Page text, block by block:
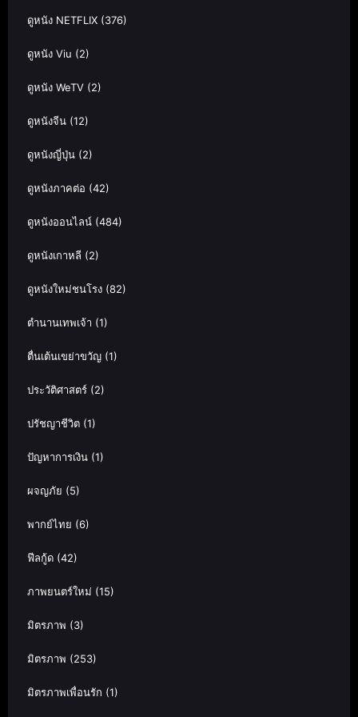
ดูหนัง NETFLIX (376)
ดูหนัง Viu (2)
ดูหนัง WeTV (2)
ดูหนังจีน (12)
ดูหนังญี่ปุ่น (2)
ดูหนังภาคต่อ (42)
ดูหนังออนไลน์ (484)
ดูหนังเกาหลี (2)
ดูหนังใหม่ชนโรง (82)
ตำนานเทพเจ้า (1)
ตื่นเต้นเขย่าขวัญ (1)
ประวัติศาสตร์ (2)
ปรัชญาชีวิต (1)
ปัญหาการเงิน (1)
ผจญภัย (5)
พากย์ไทย (6)
ฟีลกู้ด (42)
ภาพยนตร์ใหม่ (15)
มิตรภาพ (3)
มิตรภาพ (253)
มิตรภาพเพื่อนรัก (1)